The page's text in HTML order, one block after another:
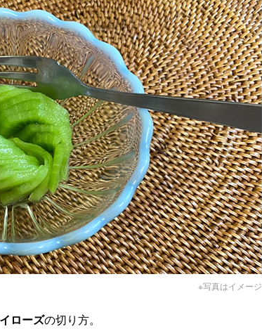
※写真はイメージ
ローズの切り方。